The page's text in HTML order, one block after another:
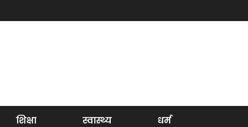
शिक्षा स्वास्थ्य धर्म